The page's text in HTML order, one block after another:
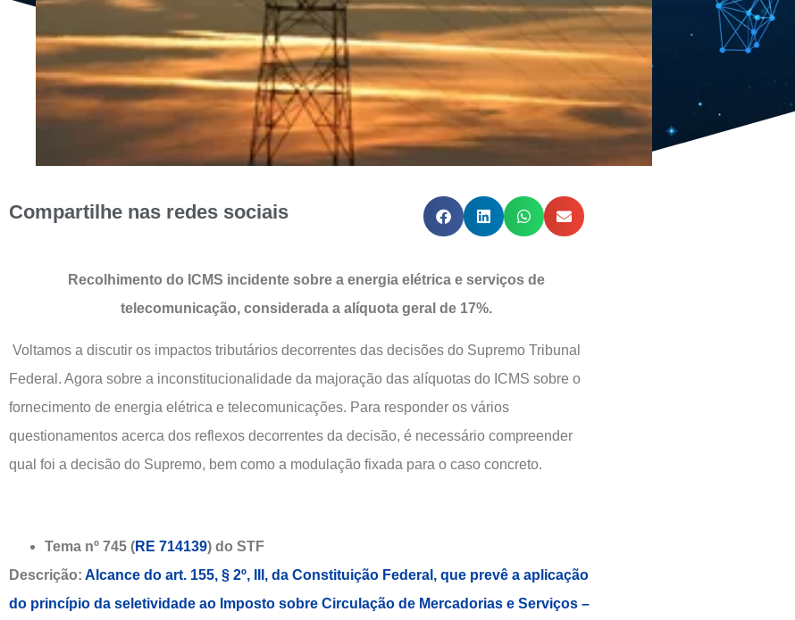
Compartilhe nas redes sociais
Recolhimento do ICMS incidente sobre a energia elétrica e serviços de
telecomunicação, considerada a alíquota geral de 17%.
Voltamos a discutir os impactos tributários decorrentes das decisões do Supremo Tribunal
Federal. Agora sobre a inconstitucionalidade da majoração das alíquotas do ICMS sobre o
fornecimento de energia elétrica e telecomunicações. Para responder os vários
questionamentos acerca dos reflexos decorrentes da decisão, é necessário compreender
qual foi a decisão do Supremo, bem como a modulação fixada para o caso concreto.
Tema nº 745 (RE 714139) do STF
Descrição: Alcance do art. 155, § 2º, III, da Constituição Federal, que prevê a aplicação
do princípio da seletividade ao Imposto sobre Circulação de Mercadorias e Serviços –